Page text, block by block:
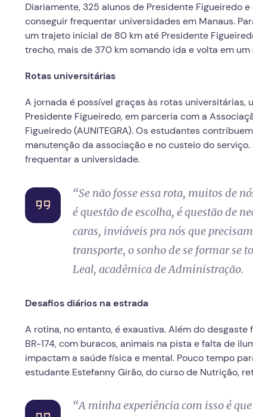
Diariamente, 325 alunos de Presidente Figueiredo
conseguir frequentar universidades em Manaus.
um trajeto inicial de 80 km até Presidente
trecho, mais de 370 km somando ida e volta em um
Rotas universitárias
A jornada é possível graças às rotas
Presidente Figueiredo, em parceria com a
Figueiredo (AUNITEGRA).Os estudantes
manutenção da associação e no custeio do
frequentar a universidade.
“Se não fosse essa rota, muitos de
é questão de escolha, é questão de
caras, inviáveis pra nós que
transporte, o sonho de se formar se
Leal, acadêmica de Administração.
Desafios diários na estrada
A rotina, no entanto, é exaustiva. Além do
BR-174, com buracos, animais na pista e falta de
impactam a saúde física e mental. Pouco tempo
estudante Estefanny Girão, do curso de Nutrição,
“A minha experiência com isso é